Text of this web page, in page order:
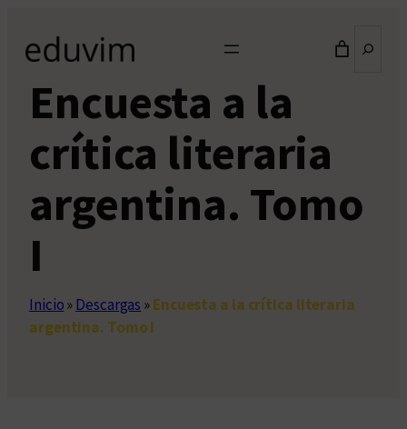
contenido
Encuesta a la
crítica literaria
argentina. Tomo
I
Inicio» Descargas »Encuesta a la crítica literaria
argentina. Tomo I